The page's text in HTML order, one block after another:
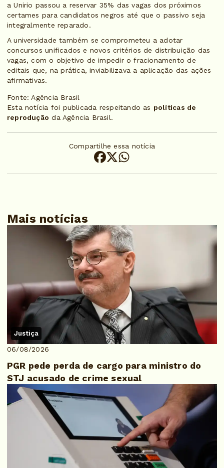
a Unirio passou a reservar 35% das vagas dos próximos
certames para candidatos negros até que o passivo seja
integralmente reparado.
A universidade também se comprometeu a adotar
concursos unificados e novos critérios de distribuição das
vagas, com o objetivo de impedir o fracionamento de
editais que, na prática, inviabilizava a aplicação das ações
afirmativas.
Fonte: Agência Brasil
Esta notícia foi publicada respeitando as políticas de
reprodução da Agência Brasil.
Compartilhe essa notícia
Mais notícias
Justiça
06/08/2026
PGR pede perda de cargo para ministro do
STJ acusado de crime sexual